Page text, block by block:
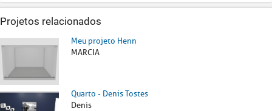
Projetos relacionados
Meu projeto Henn
MARCIA
Quarto - Denis Tostes
Denis